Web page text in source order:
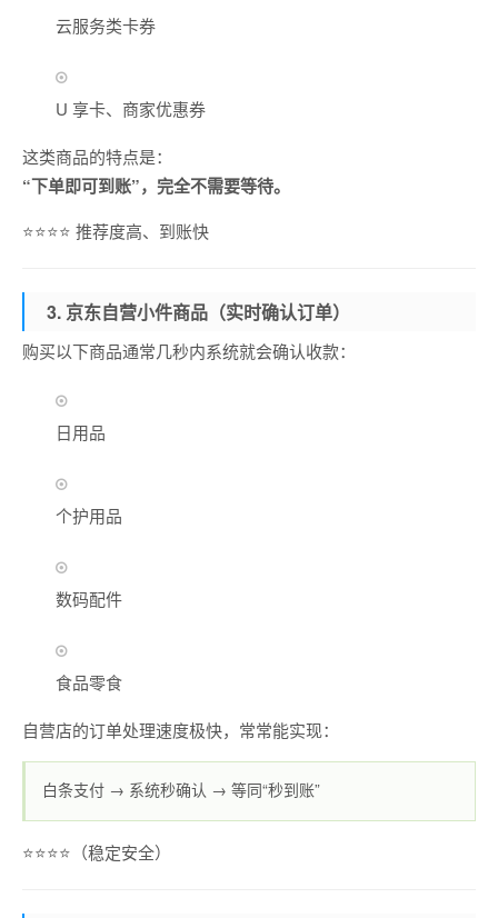
云服务类卡券
U 享卡、商家优惠券
这类商品的特点是：
“下单即可到账”，完全不需要等待。
⭐⭐⭐⭐ 推荐度高、到账快
3. 京东自营小件商品（实时确认订单）
购买以下商品通常几秒内系统就会确认收款：
日用品
个护用品
数码配件
食品零食
自营店的订单处理速度极快，常常能实现：
白条支付 → 系统秒确认 → 等同“秒到账”
⭐⭐⭐⭐（稳定安全）